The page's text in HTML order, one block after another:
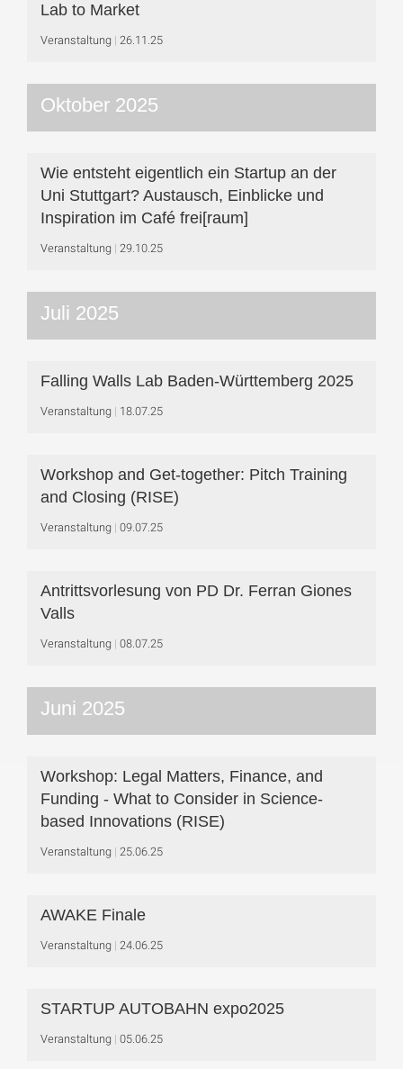
Lab to Market
Veranstaltung 26.11.25
Oktober 2025
Wie entsteht eigentlich ein Startup an der
Uni Stuttgart? Austausch, Einblicke und
Inspiration im Café frei[raum]
Veranstaltung 29.10.25
Juli 2025
Falling Walls Lab Baden-Württemberg 2025
Veranstaltung 18.07.25
Workshop and Get-together: Pitch Training
and Closing (RISE)
Veranstaltung 09.07.25
Antrittsvorlesung von PD Dr. Ferran Giones
Valls
Veranstaltung 08.07.25
Juni 2025
Workshop: Legal Matters, Finance, and
Funding - What to Consider in Science-
based Innovations (RISE)
Veranstaltung 25.06.25
AWAKE Finale
Veranstaltung 24.06.25
STARTUP AUTOBAHN expo2025
Veranstaltung 05.06.25